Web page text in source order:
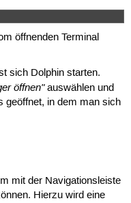
öffnenden Terminal
sich Dolphin starten.
öffnen"auswählen und
geöffnet, in dem man sich
mit der Navigationsleiste
Hierzu wird eine